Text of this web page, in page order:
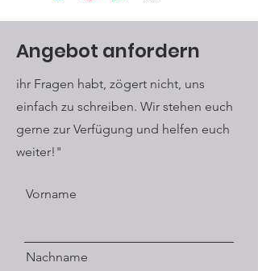
Angebot anfordern
ihr Fragen habt, zögert nicht, uns
einfach zu schreiben. Wir stehen euch
gerne zur Verfügung und helfen euch
weiter!"
Vorname
Nachname